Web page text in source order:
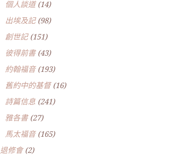
個人談道(14)
出埃及記(98)
創世記(151)
彼得前書(43)
約翰福音(193)
舊約中的基督(16)
詩篇信息(241)
雅各書(27)
馬太福音(165)
退修會(2)